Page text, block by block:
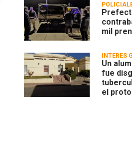
mil
INTERÉS
Un
fue
el